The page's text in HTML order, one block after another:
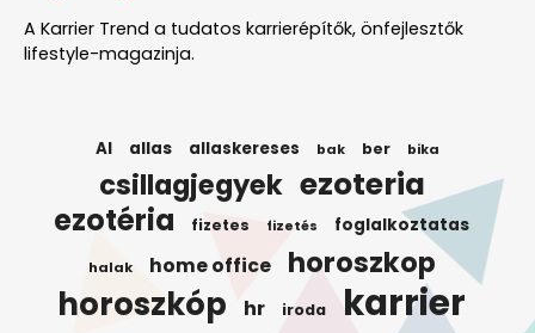
A Karrier Trend a tudatos karrierépítők, önfejlesztők
lifestyle-magazinja.
AI allas allaskereses bak ber bika
csillagjegyek ezoteria
ezotéria fizetes fizetés foglalkoztatas
halak home office horoszkop
horoszkóp hr iroda karrier